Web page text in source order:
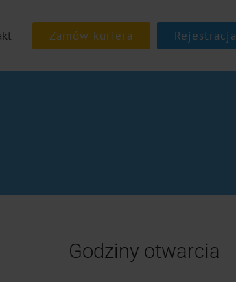
Rejestracja
Godziny otwarcia